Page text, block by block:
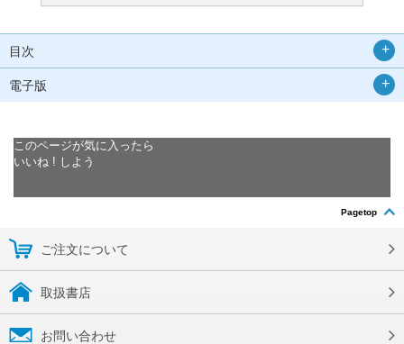
目次
電子版
このページが気に入ったら
いいね ! しよう
Pagetop
ご注文について
取扱書店
お問い合わせ